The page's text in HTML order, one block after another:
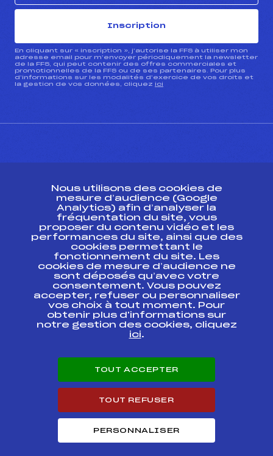
Inscription
En cliquant sur « inscription », j’autorise la FFS à utiliser mon
adresse email pour m’envoyer périodiquement la newsletter
de la FFS, qui peut contenir des offres commerciales et
promotionnelles de la FFS ou de ses partenaires. Pour plus
d’informations sur les modalités d’exercice de vos droits et
la gestion de vos données, cliquez ici
Ressources
Pass’Neige
Projet sportif fédéral
Projet de performance fédéral
Antidopage
Pôle Développement, Formation, Suivi
Scientifique
Listes ministérielles
Pôle vie de l’athlète
Enseignement professionnel
Carrières
Nous utilisons des cookies de
mesure d’audience (Google
Analytics) afin d’analyser la
fréquentation du site, vous
proposer du contenu vidéo et les
performances du site, ainsi que des
cookies permettant le
fonctionnement du site. Les
cookies de mesure d’audience ne
sont déposés qu’avec votre
consentement. Vous pouvez
accepter, refuser ou personnaliser
vos choix à tout moment. Pour
obtenir plus d'informations sur
notre gestion des cookies, cliquez
ici.
TOUT ACCEPTER
TOUT REFUSER
PERSONNALISER